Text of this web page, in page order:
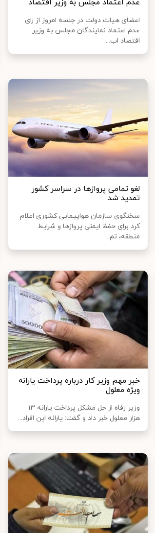
عدم اعتماد مجلس به وزیر اقتصاد
اعضای هیات دولت در جلسه امروز از رای
عدم اعتماد نمایندگان مجلس به وزیر
اقتصاد اب...
‌لغو تمامی پروازها در سراسر کشور
تمدید شد
سخنگوی سازمان هواپیمایی کشوری اعلام
کرد برای حفظ ایمنی پروازها و شرایط
منطقه، تم...
خبر مهم وزیر کار درباره پرداخت یارانه
ویژه معلول
وزیر رفاه از حل مشکل پرداخت یارانه ۱۳
هزار معلول خبر داد و گفت: یارانه این افراد...